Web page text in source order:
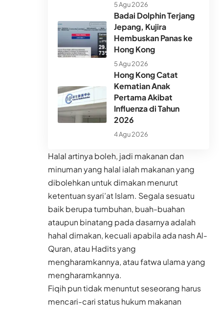
5 Agu 2026
Badai Dolphin Terjang
Jepang, Kujira
Hembuskan Panas ke
Hong Kong
5 Agu 2026
Hong Kong Catat
Kematian Anak
Pertama Akibat
Influenza di Tahun
2026
4 Agu 2026
Halal artinya boleh, jadi makanan dan
minuman yang halal ialah makanan yang
dibolehkan untuk dimakan menurut
ketentuan syari’at Islam. Segala sesuatu
baik berupa tumbuhan, buah-buahan
ataupun binatang pada dasarnya adalah
hahal dimakan, kecuali apabila ada nash Al-
Quran, atau Hadits yang
mengharamkannya, atau fatwa ulama yang
mengharamkannya.
Fiqihpun tidak menuntut seseorang harus
mencari-cari status hukum makanan